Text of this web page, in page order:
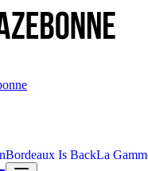
Bordeaux Is BackLa